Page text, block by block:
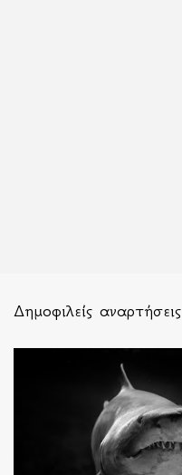
Δημοφιλείς αναρτήσεις